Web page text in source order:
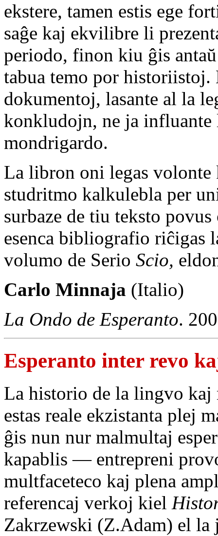
ekstere, tamen estis ege
saĝe kaj ekvilibre li
periodo, finon kiu ĝis
tabua temo por historiistoj.
dokumentoj, lasante al la
konkludojn, ne ja
mondrigardo.
La libron oni legas
studritmo kalkulebla per
surbaze de tiu teksto
esenca bibliografio riĉigas
volumo de Serio Scio,
Carlo Minnaja (Italio)
La Ondo de Esperanto.
Esperanto inter revo
La historio de la lingvo kaj
estas reale ekzistanta plej
ĝis nun nur malmultaj
kapablis — entrepreni
multfaceteco kaj plena
referencaj verkoj kiel
Zakrzewski (Z.Adam) el